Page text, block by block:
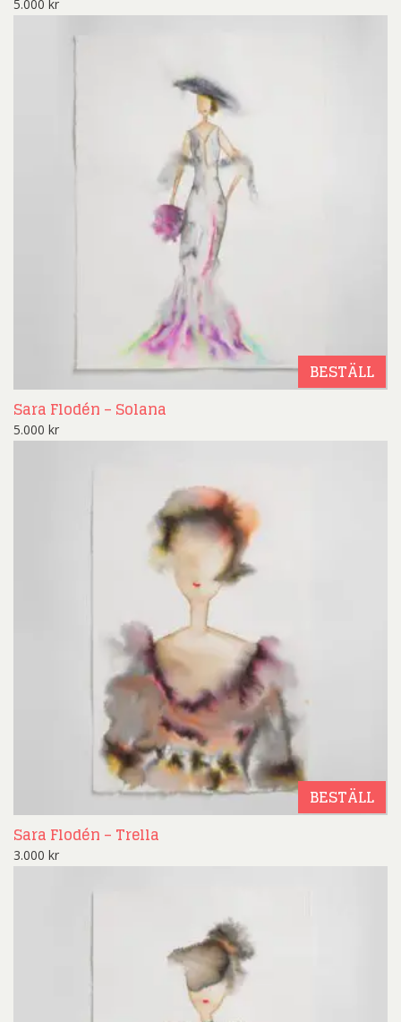
5.000 kr
BESTÄLL
Sara Flodén – Solana
5.000 kr
BESTÄLL
Sara Flodén – Trella
3.000 kr